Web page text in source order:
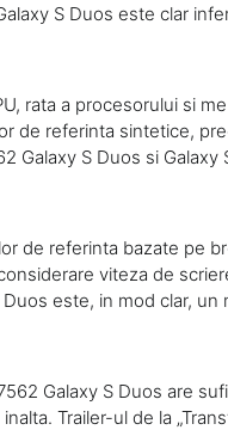
S Duos este clar
rata a procesorului si
de referinta sintetice,
Galaxy S Duos si Galaxy
de referinta bazate pe
viteza de
este, in mod clar, un
Galaxy S Duos are
Trailer-ul de la